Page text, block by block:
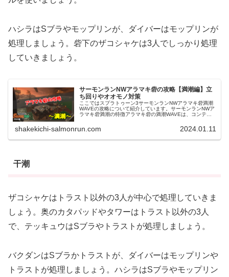
ハシラはSブラやモップリンが、ダイバーはモップリンが
処理しましょう。砦下のザコシャケは3人でしっかり処理
していきましょう。
サーモンランNWアラマキ砦の攻略【満潮編】立
ち回りやオオモノ対策
ここではスプラトゥーン3サーモンランNWアラマキ砦満潮
WAVEの攻略について紹介しています。サーモンランNWア
ラマキ砦満潮の特徴アラマキ砦の満潮WAVEは、コンテナ
shakekichi-salmonrun.com 2024.01.11
干潮
ザコシャケはトラスト以外の3人が中心で処理していきま
しょう。奥のカタパッドやタワーはトラスト以外の3人
で、テッキュウはSブラやトラストが処理しましょう。
バクダンはSブラかトラストが、ダイバーはモップリンや
トラストが処理しましょう。ハシラはSブラやモップリン